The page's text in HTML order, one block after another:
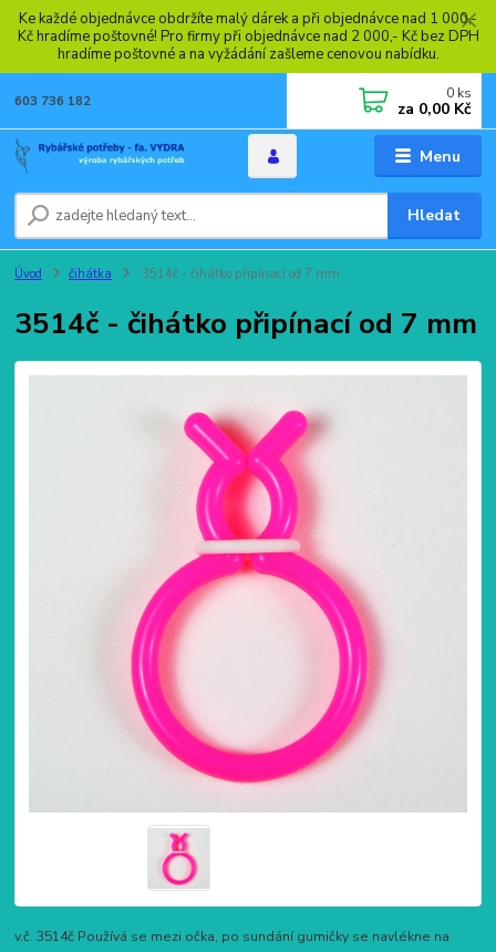
Ke každé objednávce obdržíte malý dárek a při objednávce nad 1 000,-
Kč hradíme poštovné! Pro firmy při objednávce nad 2 000,- Kč bez DPH
hradíme poštovné a na vyžádání zašleme cenovou nabídku.
Menu
Hledat
603 736 182 0 ks
za 0,00 Kč
Úvod čihátka 3514č - čihátko připínací od 7 mm
3514č - čihátko připínací od 7 mm
v.č. 3514č Používá se mezi očka, po sundání gumičky se navlékne na